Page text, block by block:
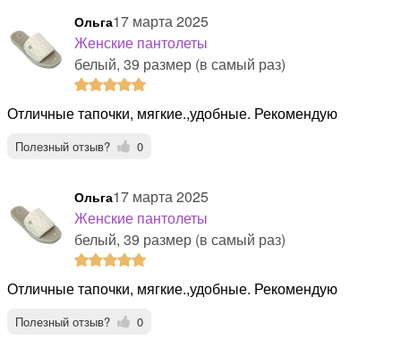
Ольга17 марта 2025
Женские пантолеты
белый, 39 размер (в самый раз)
Отличные тапочки, мягкие.,удобные. Рекомендую
Полезный отзыв? 0
Ольга17 марта 2025
Женские пантолеты
белый, 39 размер (в самый раз)
Отличные тапочки, мягкие.,удобные. Рекомендую
Полезный отзыв? 0